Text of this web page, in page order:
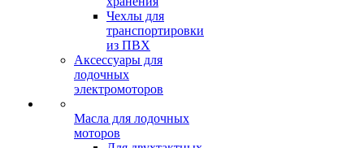
Чехлы для
транспортировки
из ПВХ
Аксессуары для
лодочных
электромоторов
Масла для лодочных
моторов